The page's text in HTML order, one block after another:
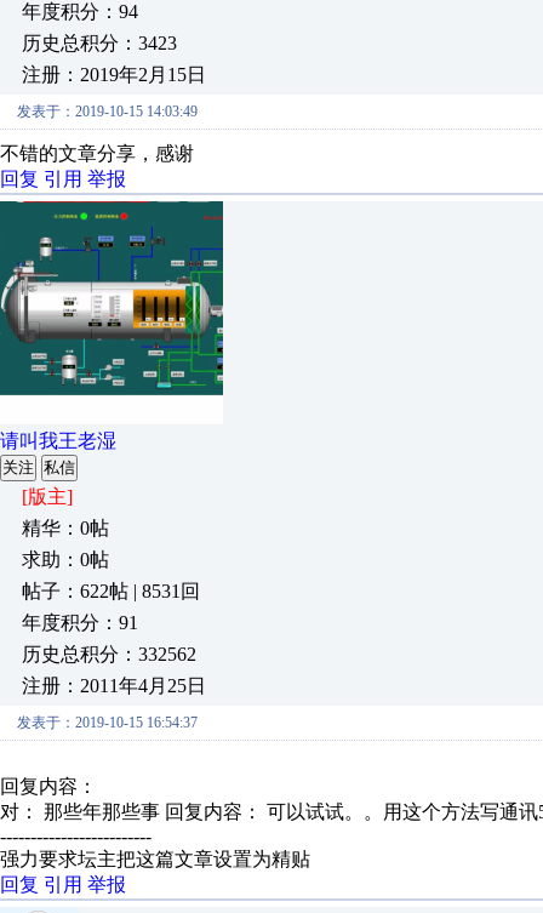
年度积分：94
历史总积分：3423
注册：2019年2月15日
发表于：2019-10-15 14:03:49
不错的文章分享，感谢
回复 引用 举报
请叫我王老湿
关注 私信
[版主]
精华：0帖
求助：0帖
帖子：622帖 | 8531回
年度积分：91
历史总积分：332562
注册：2011年4月25日
发表于：2019-10-15 16:54:37
回复内容：
对： 那些年那些事 回复内容： 可以试试。。用这个方法写通
-------------------------
强力要求坛主把这篇文章设置为精贴
回复 引用 举报